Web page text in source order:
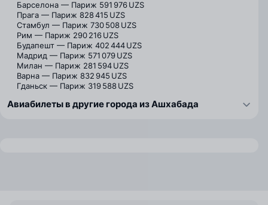
Барселона — Париж 591 976 UZS
Прага — Париж 828 415 UZS
Стамбул — Париж 730 508 UZS
Рим — Париж 290 216 UZS
Будапешт — Париж 402 444 UZS
Мадрид — Париж 571 079 UZS
Милан — Париж 281 594 UZS
Варна — Париж 832 945 UZS
Гданьск — Париж 319 588 UZS
Авиабилеты в другие города из Ашхабада